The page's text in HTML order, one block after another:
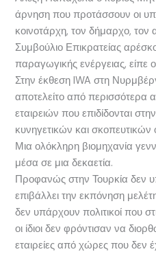
άρνηση που προτάσσουν οι
κοινοτάρχη, τον δήμαρχο, τον
Συμβούλιο Επικρατείας
παραγωγικής ενέργειας, είπε
Στην έκθεση IWA στη
αποτελείτο από περισσότερα
εταιρειών που επιδίδονται
κυνηγετικών και
Μια ολόκληρη βιομηχανία
μέσα σε μια δεκαετία.
Προφανώς στην Τουρκία δεν
επιβάλλει την εκπόνηση
δεν υπάρχουν πολιτικοί που
οι ίδιοι δεν φρόντισαν να
εταιρείες από χώρες που δεν